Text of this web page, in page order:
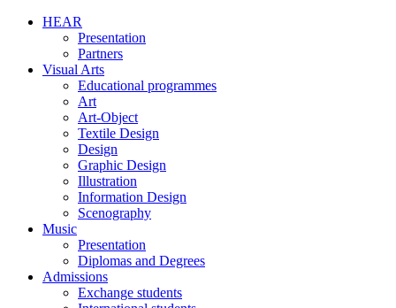
HEAR
Presentation
Partners
Visual Arts
Educational programmes
Art
Art-Object
Textile Design
Design
Graphic Design
Illustration
Information Design
Scenography
Music
Presentation
Diplomas and Degrees
Admissions
Exchange students